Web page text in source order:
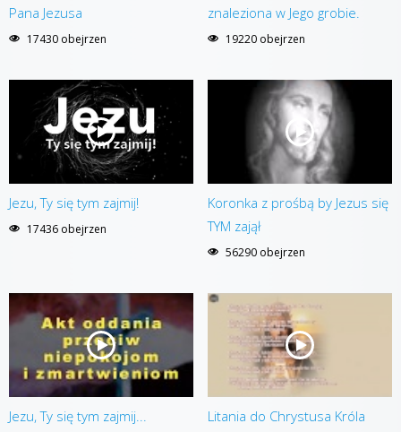
Pana Jezusa
17430 obejrzen
znaleziona w Jego grobie.
19220 obejrzen
Jezu, Ty się tym zajmij!
17436 obejrzen
Koronka z prośbą by Jezus się
TYM zajął
56290 obejrzen
Jezu, Ty się tym zajmij... Litania do Chrystusa Króla